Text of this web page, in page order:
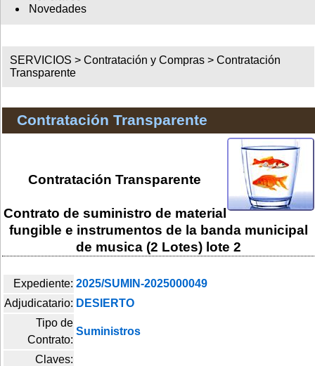
Novedades
SERVICIOS >Contratación y Compras >Contratación
Transparente
Contratación Transparente
Contratación Transparente
Contrato de suministro de material
fungible e instrumentos de la banda municipal
de musica (2 Lotes) lote 2
Expediente: 2025/SUMIN-2025000049
Adjudicatario: DESIERTO
Tipo de
Contrato:
Suministros
Claves: